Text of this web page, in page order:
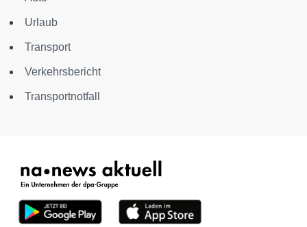
Urlaub
Transport
Verkehrsbericht
Transportnotfall